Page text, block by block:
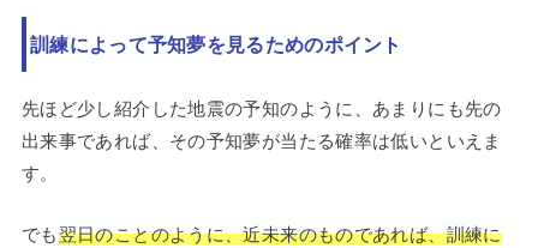
訓練によって予知夢を見るためのポイント
先ほど少し紹介した地震の予知のように、あまりにも先の
出来事であれば、その予知夢が当たる確率は低いといえま
す。
でも翌日のことのように、近未来のものであれば、訓練に